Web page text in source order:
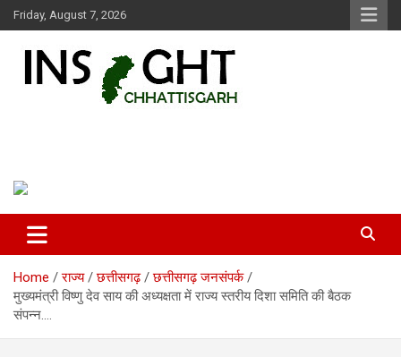
Skip
to
Friday, August 7, 2026
Home राज्य छत्तीसगढ़
छत्तीसगढ़ जनसंपर्क
मुख्यमंत्री विष्णु देव साय की अध्यक्षता में राज्य स्तरीय दिशा समिति की बैठक
संपन्न….